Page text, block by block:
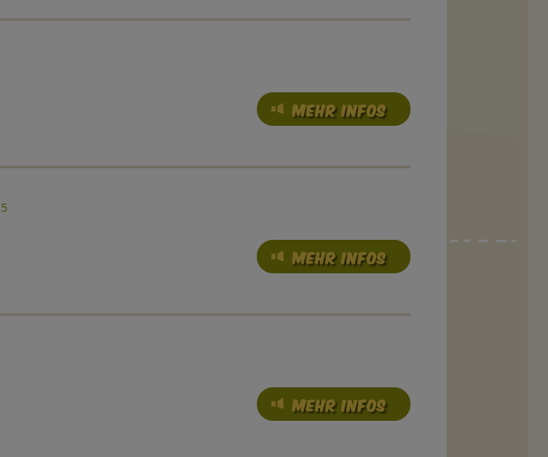
MEHR INFOS
MEHR INFOS
MEHR INFOS